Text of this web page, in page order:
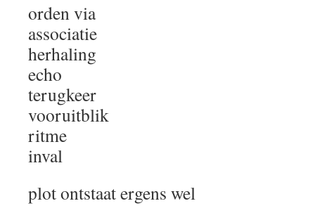
orden via
associatie
herhaling
echo
terugkeer
vooruitblik
ritme
inval
plot ontstaat ergens wel